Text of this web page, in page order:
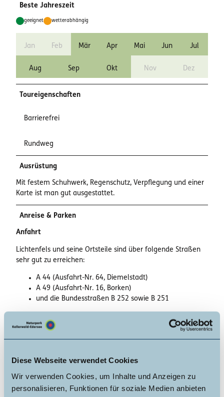
Diese Webseite verwendet Cookies
Wir verwenden Cookies, um Inhalte und Anzeigen zu
personalisieren, Funktionen für soziale Medien anbieten
Beste Jahreszeit
geeignet wetterabhängig
Jan Feb Mär Apr Mai Jun Jul
Aug Sep Okt Nov Dez
Toureigenschaften
Barrierefrei
Rundweg
Ausrüstung
Mit festem Schuhwerk, Regenschutz, Verpflegung und einer
Karte ist man gut ausgestattet.
Anreise & Parken
Anfahrt
Lichtenfels und seine Ortsteile sind über folgende Straßen
sehr gut zu erreichen:
A 44 (Ausfahrt-Nr. 64, Diemelstadt)
A 49 (Ausfahrt-Nr. 16, Borken)
und die Bundesstraßen B 252 sowie B 251
Parken
Wanderparkplatz Orketal.
Die Wanderparkplätze des Naturpark Kellerwald-Edersee
Öffentliche Verkehrsmittel